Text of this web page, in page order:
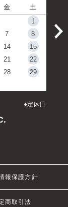
金
土
1
7
8
14
15
21
22
28
29
●定休日
報保護方針
商取引法